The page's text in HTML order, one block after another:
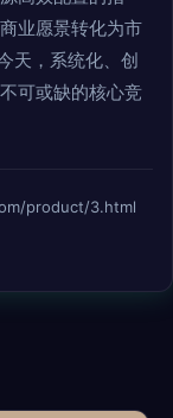
业愿景转化为市
天，系统化、创
可或缺的核心竞
product/3.html